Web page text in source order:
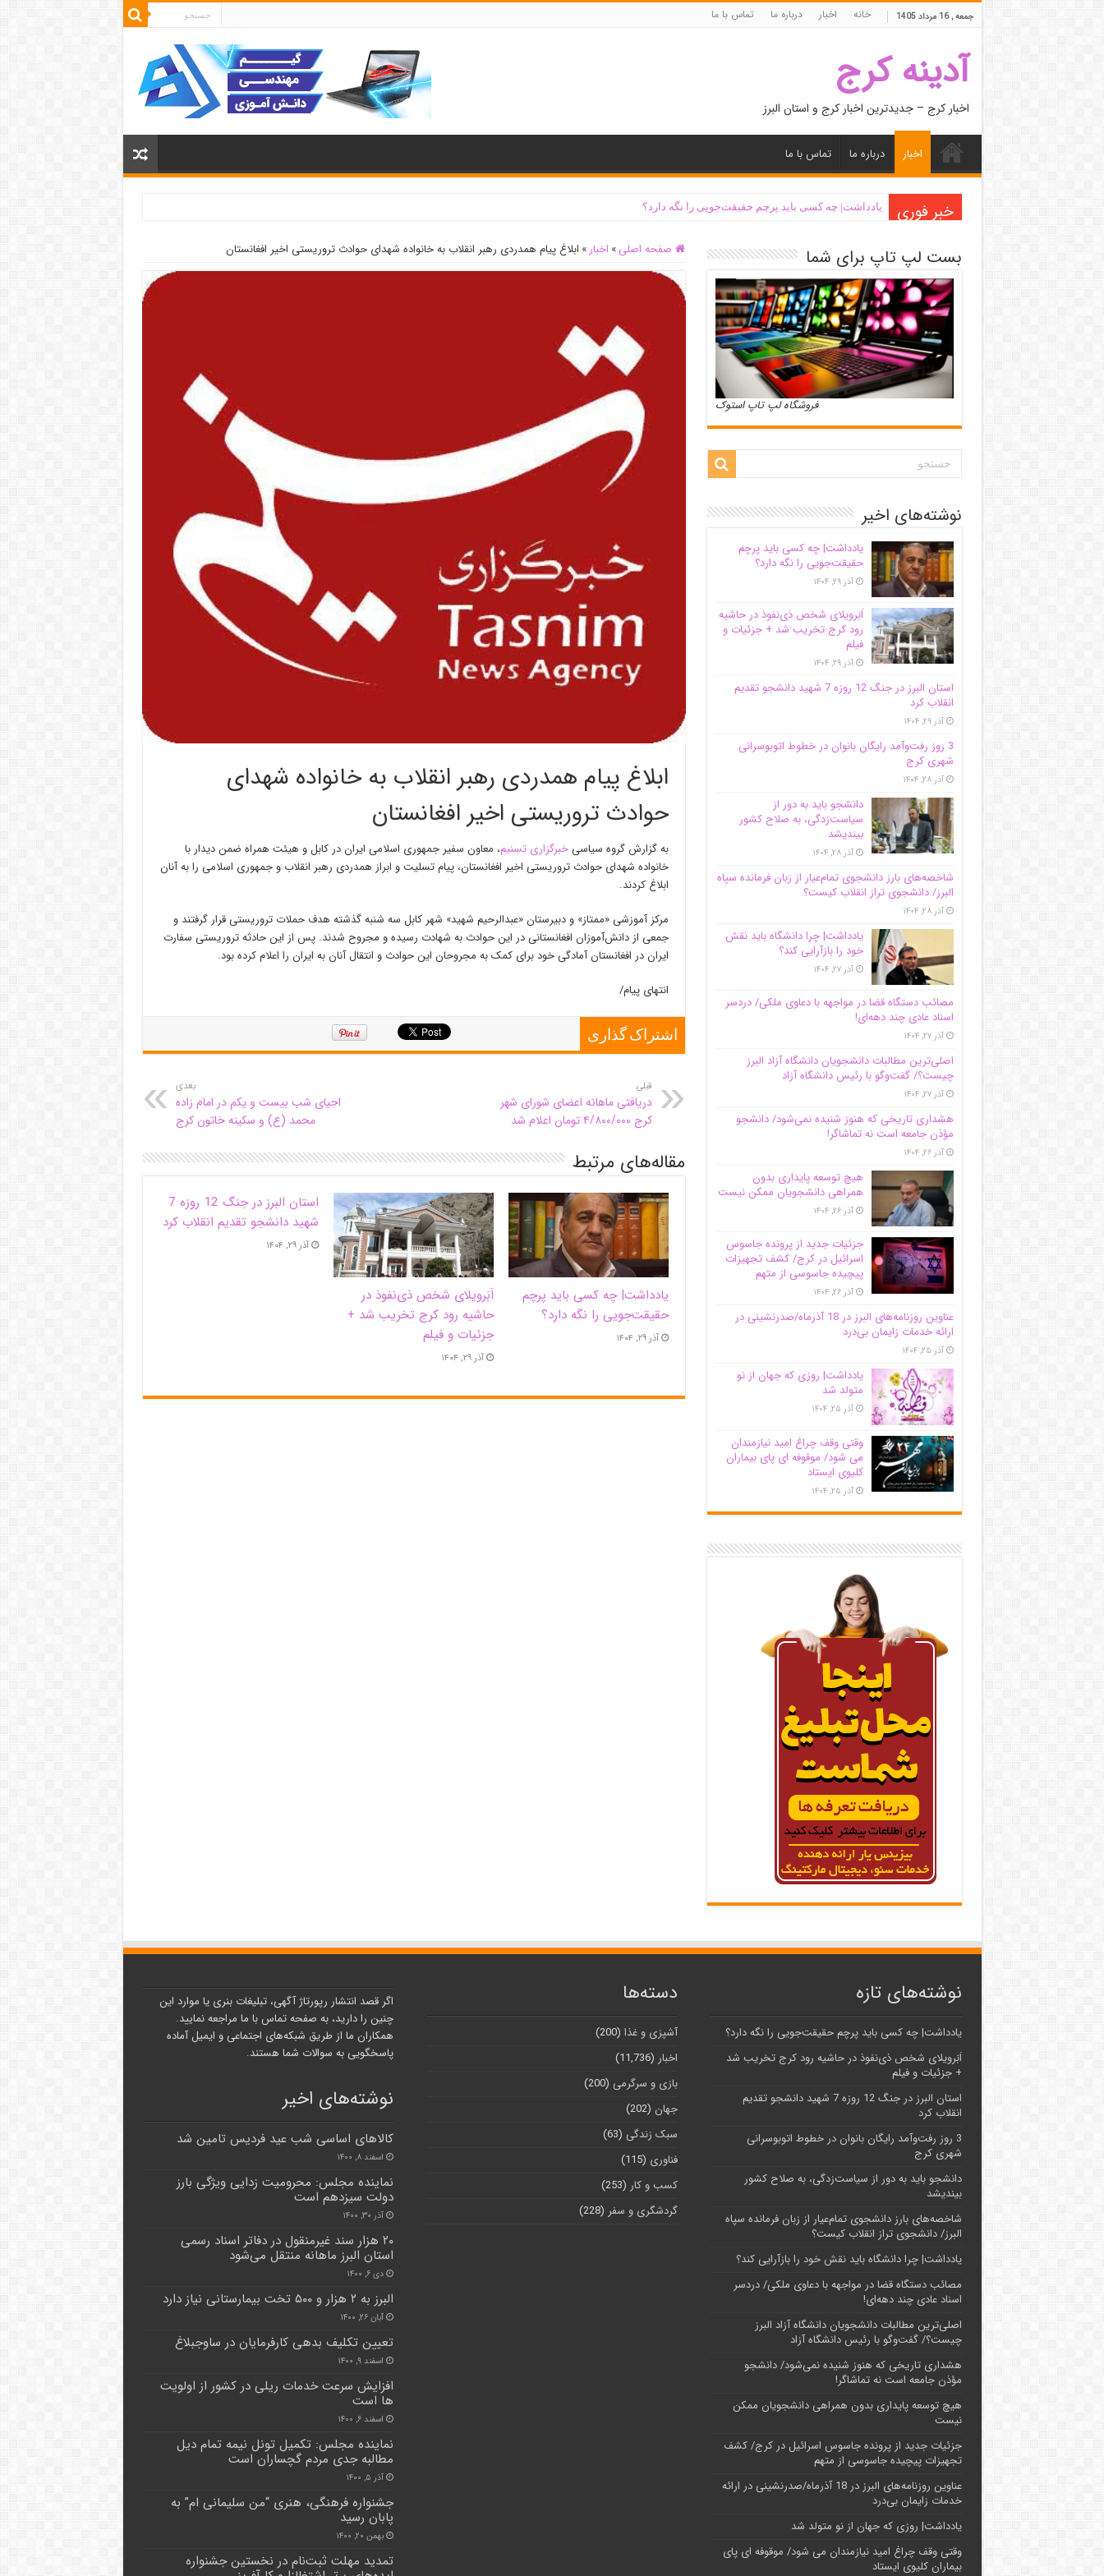
جمعه , 16 مرداد 1405 خانه اخبار درباره ما تماس با ما
آدینه کرج
اخبار کرج – جدیدترین اخبار کرج و استان البرز
اخبار درباره ما تماس با ما
خبر فوری یادداشت| ‌چه کسی باید پرچم حقیقت‌جویی را نگه دارد؟
صفحه اصلی » اخبار » ابلاغ پیام همدردی رهبر انقلاب به خانواده شهدای حوادث تروریستی اخیر افغانستان
ابلاغ پیام همدردی رهبر انقلاب به خانواده شهدای
حوادث تروریستی اخیر افغانستان
به گزارش گروه سیاسیخبرگزاری تسنیم، معاون سفیر جمهوری اسلامی ایران در کابل و هیئت همراه ضمن دیدار با
خانواده شهدای حوادث تروریستی اخیر افغانستان، پیام تسلیت و ابراز همدردی رهبر انقلاب و جمهوری اسلامی را به آنان
ابلاغ کردند.
مرکز آموزشی «ممتاز» و دبیرستان «عبدالرحیم شهید» شهر کابل سه شنبه گذشته هدف حملات تروریستی قرار گرفتند و
جمعی از دانش‌آموزان افغانستانی در این حوادث به شهادت رسیده و مجروح شدند. پس از این حادثه تروریستی سفارت
ایران در افغانستان آمادگی خود برای کمک به مجروحان این حوادث و انتقال آنان به ایران را اعلام کرده بود.
انتهای پیام/
اشتراک گذاری
قبلی
دریافتی ماهانه اعضای ‌شورای شهر
کرج ۴/۸۰۰/۰۰۰ تومان اعلام شد
بعدی
احیای شب بیست و یکم در امام زاده
محمد (ع) و سکینه خاتون کرج
مقاله‌های مرتبط
یادداشت| ‌چه کسی باید پرچم
حقیقت‌جویی را نگه دارد؟
آذر ۲۹, ۱۴۰۴
اَبَر‌ویلای شخص ذی‌نفوذ در
حاشیه‌ رود کرج تخریب شد +
جزئیات و فیلم
آذر ۲۹, ۱۴۰۴
استان البرز در جنگ 12 روزه 7
شهید دانشجو تقدیم انقلاب کرد
آذر ۲۹, ۱۴۰۴
بست لپ تاپ برای شما
فروشگاه لپ تاپ استوک
نوشته‌های اخیر
یادداشت| ‌چه کسی باید پرچم
حقیقت‌جویی را نگه دارد؟
آذر ۲۹, ۱۴۰۴
اَبَر‌ویلای شخص ذی‌نفوذ در حاشیه‌
رود کرج تخریب شد + جزئیات و
فیلم
آذر ۲۹, ۱۴۰۴
استان البرز در جنگ 12 روزه 7 شهید دانشجو تقدیم
انقلاب کرد
آذر ۲۹, ۱۴۰۴
3 روز رفت‌وآمد رایگان بانوان در خطوط اتوبوسرانی
شهری کرج
آذر ۲۸, ۱۴۰۴
دانشجو باید به دور از
سیاست‌زدگی، به صلاح کشور
بیندیشد
آذر ۲۸, ۱۴۰۴
شاخصه‌های بارز دانشجوی تمام‌عیار از زبان فرمانده سپاه
البرز/ دانشجوی تراز انقلاب کیست؟
آذر ۲۸, ۱۴۰۴
یادداشت| چرا دانشگاه باید نقش
خود را بازآرایی کند؟
آذر ۲۷, ۱۴۰۴
مصائب دستگاه قضا در مواجهه با دعاوی ملکی/ دردسر
اسناد عادی چند‌ دهه‌ای!
آذر ۲۷, ۱۴۰۴
اصلی‌ترین مطالبات دانشجویان دانشگاه آزاد البرز
چیست؟/ گفت‌وگو با رئیس دانشگاه آز‌اد
آذر ۲۷, ۱۴۰۴
هشداری تاریخی که هنوز شنیده نمی‌شود/ دانشجو
مؤذن جامعه است نه تماشاگر!
آذر ۲۶, ۱۴۰۴
هیچ توسعه پایداری بدون
همراهی دانشجویان ممکن نیست
آذر ۲۶, ۱۴۰۴
جزئیات جدید از پرونده جاسوس
اسرائیل در کرج/‌ کشف تجهیزات
پیچیده جاسوسی از متهم
آذر ۲۶, ۱۴۰۴
عناوین روزنامه‌های البرز در ‌18 آذرماه/صدرنشینی در
ارائه خدمات زایمان بی‌درد
آذر ۲۵, ۱۴۰۴
یادداشت| روزی که جهان از نو
متولد شد
آذر ۲۵, ۱۴۰۴
وقتی وقف چراغ امید نیازمندان
می شود/ موقوفه ای پای بیماران
کلیوی ایستاد
آذر ۲۵, ۱۴۰۴
نوشته‌های تازه
یادداشت| ‌چه کسی باید پرچم حقیقت‌جویی را نگه دارد؟
اَبَر‌ویلای شخص ذی‌نفوذ در حاشیه‌ رود کرج تخریب شد
+ جزئیات و فیلم
استان البرز در جنگ 12 روزه 7 شهید دانشجو تقدیم
انقلاب کرد
3 روز رفت‌وآمد رایگان بانوان در خطوط اتوبوسرانی
شهری کرج
دانشجو باید به دور از سیاست‌زدگی، به صلاح کشور
بیندیشد
شاخصه‌های بارز دانشجوی تمام‌عیار از زبان فرمانده سپاه
البرز/ دانشجوی تراز انقلاب کیست؟
یادداشت| چرا دانشگاه باید نقش خود را بازآرایی کند؟
مصائب دستگاه قضا در مواجهه با دعاوی ملکی/ دردسر
اسناد عادی چند‌ دهه‌ای!
اصلی‌ترین مطالبات دانشجویان دانشگاه آزاد البرز
چیست؟/ گفت‌وگو با رئیس دانشگاه آز‌اد
هشداری تاریخی که هنوز شنیده نمی‌شود/ دانشجو
مؤذن جامعه است نه تماشاگر!
هیچ توسعه پایداری بدون همراهی دانشجویان ممکن
نیست
جزئیات جدید از پرونده جاسوس اسرائیل در کرج/‌ کشف
تجهیزات پیچیده جاسوسی از متهم
عناوین روزنامه‌های البرز در ‌18 آذرماه/صدرنشینی در ارائه
خدمات زایمان بی‌درد
یادداشت| روزی که جهان از نو متولد شد
وقتی وقف چراغ امید نیازمندان می شود/ موقوفه ای پای
بیماران کلیوی ایستاد
دسته‌ها
آشپزی و غذا (200)
اخبار (11,736)
بازی و سرگرمی (200)
جهان (202)
سبک زندگی (63)
فناوری (115)
کسب و کار (253)
گردشگری و سفر (228)
اگر قصد انتشار رپورتاژ آگهی، تبلیغات بنری یا موارد این
چنین را دارید، به صفحه تماس با ما مراجعه نمایید.
همکاران ما از طریق شبکه‌های اجتماعی و ایمیل آماده
پاسخگویی به سوالات شما هستند.
نوشته‌های اخیر
کالاهای اساسی شب عید فردیس تامین شد
اسفند ۸, ۱۴۰۰
نماینده مجلس: محرومیت زدایی ویژگی بارز
دولت سیزدهم است
آذر ۳۰, ۱۴۰۰
۲۰ هزار سند غیرمنقول در دفاتر اسناد رسمی
استان البرز ماهانه منتقل می‌شود
دی ۶, ۱۴۰۰
البرز به ۲ هزار و ۵۰۰ تخت بیمارستانی نیاز دارد
آبان ۲۶, ۱۴۰۰
تعیین تکلیف بدهی کارفرمایان در ساوجبلاغ
اسفند ۹, ۱۴۰۰
افزایش سرعت خدمات ریلی در کشور از اولویت
ها است
اسفند ۶, ۱۴۰۰
نماینده مجلس: تکمیل تونل نیمه تمام دیل
مطالبه جدی مردم گچساران است
آذر ۵, ۱۴۰۰
جشنواره فرهنگی، هنری “من سلیمانی ام” به
پابان رسید
بهمن ۲۰, ۱۴۰۰
تمدید مهلت ثبت‌نام در نخستین جشنواره